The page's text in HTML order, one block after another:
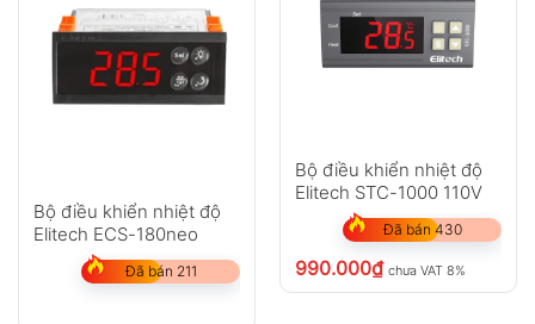
Bộ điều khiển nhiệt độ
Elitech ECS-180neo
Đã bán 211
Bộ điều khiển nhiệt độ
Elitech STC-1000 110V
Đã bán 430
990.000₫ chưa VAT 8%